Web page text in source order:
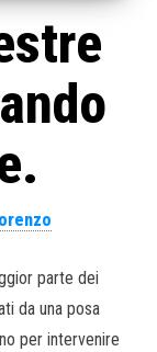
parte dei
da una posa
per intervenire